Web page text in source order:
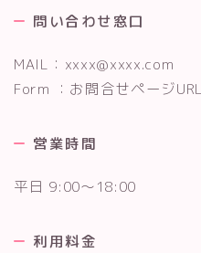
問い合わせ窓口
MAIL：xxxx@xxxx.com
Form ：お問合せページURL
営業時間
平日 9:00～18:00
利用料金